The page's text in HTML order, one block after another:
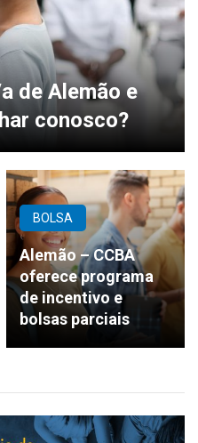
de Alemão e
conosco?
BOLSA
Alemão – CCBA
oferece programa
de incentivo e
bolsas parciais